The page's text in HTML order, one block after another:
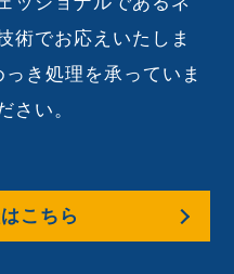
術でお応えいたしま
き処理を承っていま
さい。
こちら